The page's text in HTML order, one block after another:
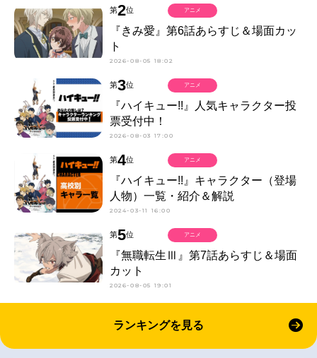
第2位
『きみ愛』第6話あらすじ＆場面カッ
ト
2026-08-05 18:02
アニメ
第3位
『ハイキュー!!』人気キャラクター投
票受付中！
2026-08-03 17:00
アニメ
第4位
『ハイキュー!!』キャラクター（登場
人物）一覧・紹介＆解説
2024-03-11 16:00
アニメ
第5位
『無職転生Ⅲ』第7話あらすじ＆場面
カット
2026-08-05 19:01
アニメ
ランキングを見る